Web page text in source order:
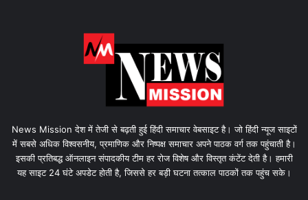
News Mission देश में तेजी से बढ़ती हुई हिंदी समाचार वेबसाइट है। जो हिंदी न्यूज साइटों
में सबसे अधिक विश्वसनीय, प्रमाणिक और निष्पक्ष समाचार अपने पाठक वर्ग तक पहुंचाती है।
इसकी प्रतिबद्ध ऑनलाइन संपादकीय टीम हर रोज विशेष और विस्तृत कंटेंट देती है। हमारी
यह साइट 24 घंटे अपडेट होती है, जिससे हर बड़ी घटना तत्काल पाठकों तक पहुंच सके।